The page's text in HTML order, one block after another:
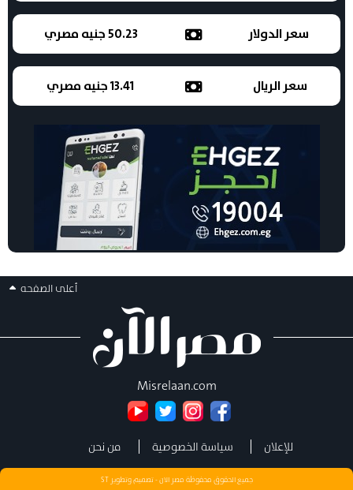
سعر الدولار 50.23 جنيه مصري
سعر الريال 13.41 جنيه مصري
أعلى الصفحه
Misrelaan.com
للإعلان سياسة الخصوصية من نحن
جميع الحقوق محفوظة مصر الان - تصميم وتطويرST